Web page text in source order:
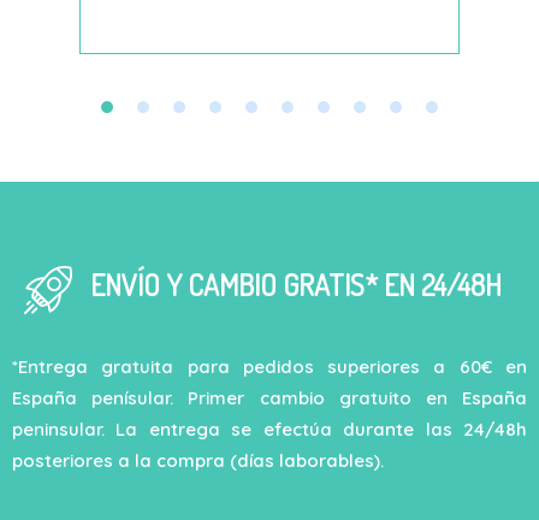
ENVÍO Y CAMBIO GRATIS* EN 24/48H
*Entrega gratuita para pedidos superiores a 60€ en
España penísular. Primer cambio gratuito en España
peninsular. La entrega se efectúa durante las 24/48h
posteriores a la compra (días laborables).